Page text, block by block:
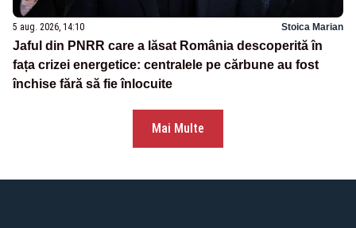
5 aug. 2026, 14:10 Stoica Marian
Jaful din PNRR care a lăsat România descoperită în
fața crizei energetice: centralele pe cărbune au fost
închise fără să fie înlocuite
Mai Multe